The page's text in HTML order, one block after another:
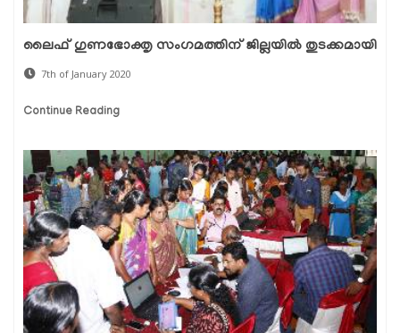
ലൈഫ് ഗുണഭോക്തൃ സംഗമത്തിന് ജില്ലയില്‍ തുടക്കമായി
7th of January 2020
Continue Reading